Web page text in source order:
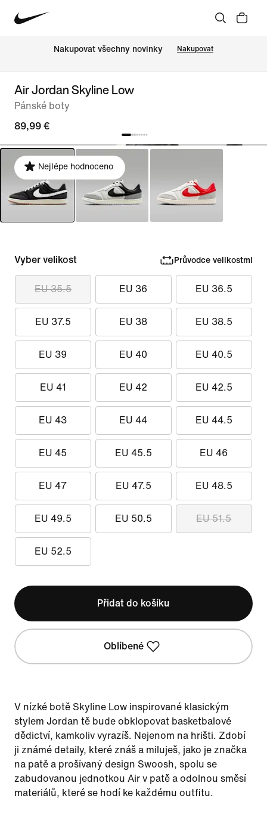
Nakupovat všechny novinky Nakupovat
Air Jordan Skyline Low
Pánské boty
89,99 €
Nejlépe hodnoceno
Vyber velikost Průvodce velikostmi
EU 35.5 EU 36 EU 36.5
EU 37.5 EU 38 EU 38.5
EU 39 EU 40 EU 40.5
EU 41 EU 42 EU 42.5
EU 43 EU 44 EU 44.5
EU 45 EU 45.5 EU 46
EU 47 EU 47.5 EU 48.5
EU 49.5 EU 50.5 EU 51.5
EU 52.5
Přidat do košíku
Oblíbené
V nízké botě Skyline Low inspirované klasickým
stylem Jordan tě bude obklopovat basketbalové
dědictví, kamkoliv vyrazíš. Nejenom na hrišti. Zdobí
ji známé detaily, které znáš a miluješ, jako je značka
na patě a prošívaný design Swoosh, spolu se
zabudovanou jednotkou Air v patě a odolnou směsí
materiálů, které se hodí ke každému outfitu.